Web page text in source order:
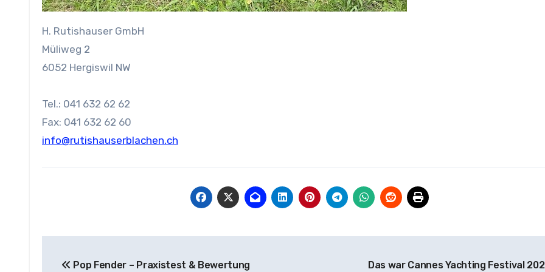
H. Rutishauser GmbH
Müliweg 2
6052 Hergiswil NW
Tel.: 041 632 62 62
Fax: 041 632 62 60
info@rutishauserblachen.ch
Pop Fender – Praxistest & Bewertung Das war Cannes Yachting Festival